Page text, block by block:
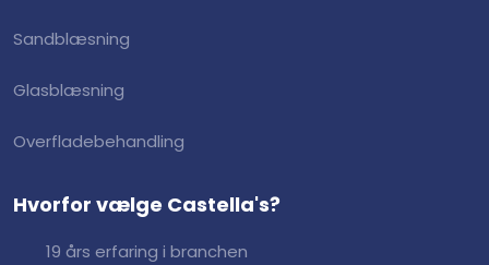
Sandblæsning
Glasblæsning
Overfladebehandling
Hvorfor vælge Castella's?
19 års erfaring i branchen